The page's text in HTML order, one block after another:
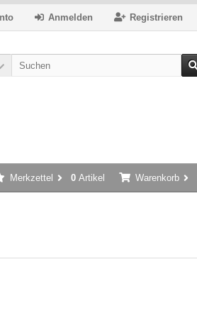
Registrieren
Anmelden
Warenkorb
Merkzettel 0 Artikel